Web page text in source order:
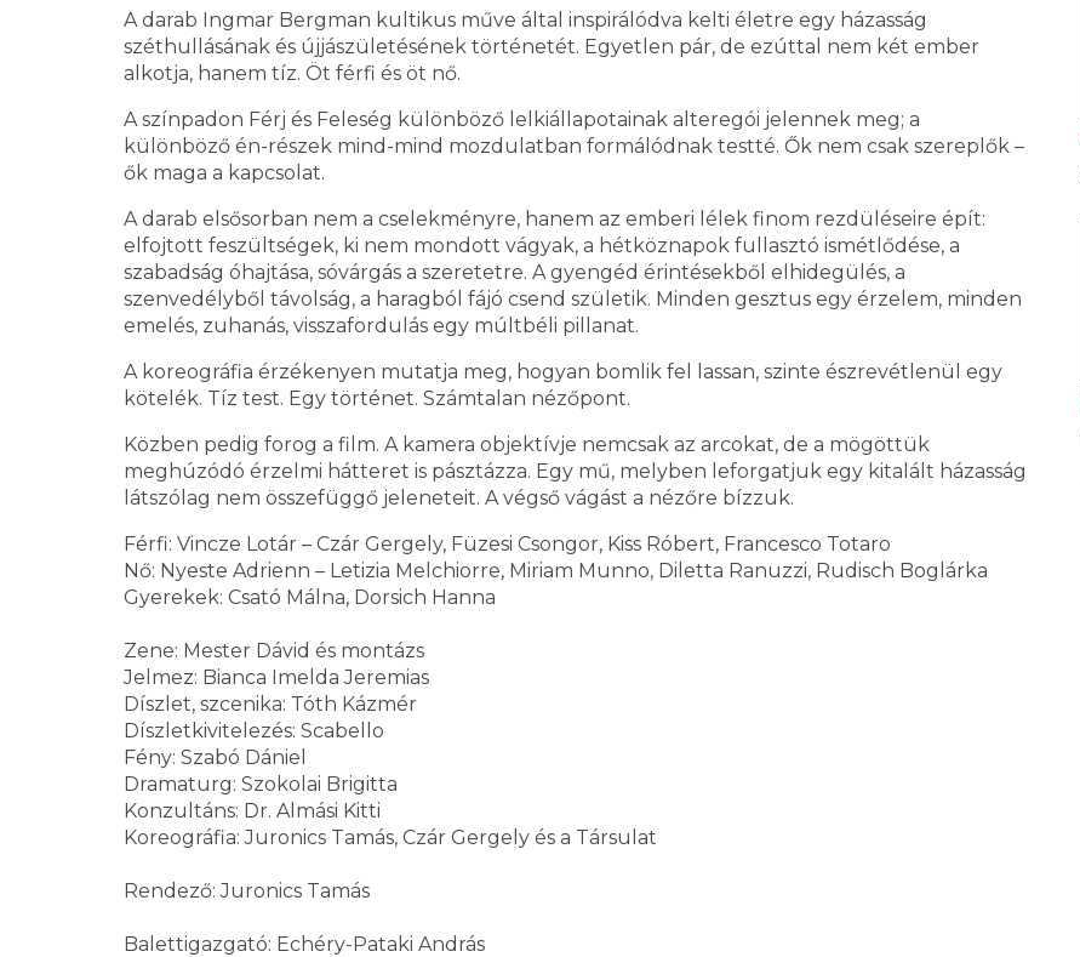
A darab Ingmar Bergman kultikus műve által inspirálódva kelti életre egy házasság
széthullásának és újjászületésének történetét. Egyetlen pár, de ezúttal nem két ember
alkotja, hanem tíz. Öt férfi és öt nő.
A színpadon Férj és Feleség különböző lelkiállapotainak alteregói jelennek meg; a
különböző én-részek mind-mind mozdulatban formálódnak testté. Ők nem csak szereplők –
ők maga a kapcsolat.
A darab elsősorban nem a cselekményre, hanem az emberi lélek finom rezdüléseire épít:
elfojtott feszültségek, ki nem mondott vágyak, a hétköznapok fullasztó ismétlődése, a
szabadság óhajtása, sóvárgás a szeretetre. A gyengéd érintésekből elhidegülés, a
szenvedélyből távolság, a haragból fájó csend születik. Minden gesztus egy érzelem, minden
emelés, zuhanás, visszafordulás egy múltbéli pillanat.
A koreográfia érzékenyen mutatja meg, hogyan bomlik fel lassan, szinte észrevétlenül egy
kötelék. Tíz test. Egy történet. Számtalan nézőpont.
Közben pedig forog a film. A kamera objektívje nemcsak az arcokat, de a mögöttük
meghúzódó érzelmi hátteret is pásztázza. Egy mű, melyben leforgatjuk egy kitalált házasság
látszólag nem összefüggő jeleneteit. A végső vágást a nézőre bízzuk.
Férfi: Vincze Lotár – Czár Gergely, Füzesi Csongor, Kiss Róbert, Francesco Totaro
Nő: Nyeste Adrienn – Letizia Melchiorre, Miriam Munno, Diletta Ranuzzi, Rudisch Boglárka
Gyerekek: Csató Málna, Dorsich Hanna
Zene: Mester Dávid és montázs
Jelmez: Bianca Imelda Jeremias
Díszlet, szcenika: Tóth Kázmér
Díszletkivitelezés: Scabello
Fény: Szabó Dániel
Dramaturg: Szokolai Brigitta
Konzultáns: Dr. Almási Kitti
Koreográfia: Juronics Tamás, Czár Gergely és a Társulat
Rendező: Juronics Tamás
Balettigazgató: Echéry-Pataki András